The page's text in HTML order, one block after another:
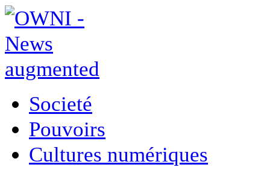
Societé
Pouvoirs
Cultures numériques